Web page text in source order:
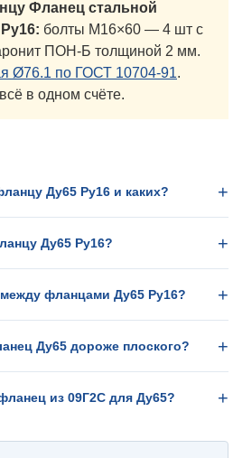
Фланец стальной
болты М16×60 — 4 шт с
ПОН-Б толщиной 2 мм.
Ø76.1 по ГОСТ 10704-91.
в одном счёте.
Ду65 Ру16 и каких?
Ду65 Ру16?
фланцами Ду65 Ру16?
Ду65 дороже плоского?
из 09Г2С для Ду65?